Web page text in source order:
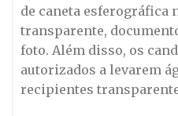
de caneta esferográfica
transparente,
foto. Além disso, os
autorizados a levarem
recipientes